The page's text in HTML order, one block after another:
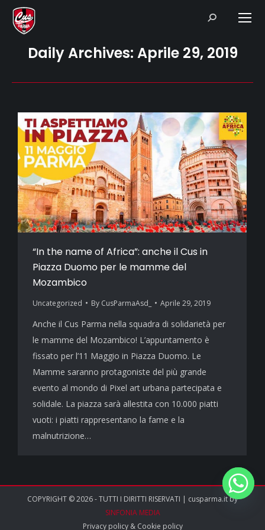
Search:
Daily Archives: Aprile 29, 2019
“In the name of Africa”: anche il Cus in
Piazza Duomo per le mamme del
Mozambico
Uncategorized By CusParmaAsd_ Aprile 29, 2019
Anche il Cus Parma nella squadra di solidarietà per
le mamme del Mozambico! L’appuntamento è
fissato per l’11 Maggio in Piazza Duomo. Le
Mamme saranno protagoniste del più grande
evento al mondo di Pixel art urbana partecipata e
solidale. La piazza sarà allestita con 10.000 piatti
vuoti: i piatti rappresentano la fame e la
malnutrizione…
COPYRIGHT © 2026 - TUTTI I DIRITTI RISERVATI | cusparma.it by
SINFONIA MEDIA
Privacy policy& Cookie policy